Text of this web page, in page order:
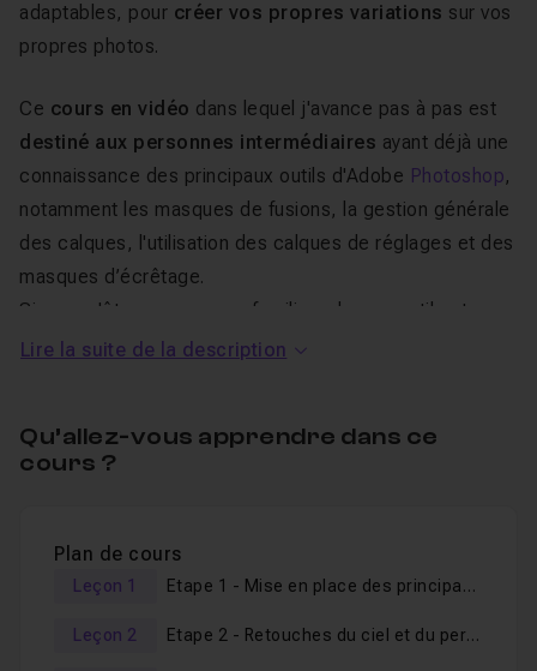
adaptables, pour créer vos propres variations sur vos
propres photos.
Ce cours en vidéo dans lequel j'avance pas à pas est
destiné aux personnes intermédiaires ayant déjà une
connaissance des principaux outils d'Adobe Photoshop,
notamment les masques de fusions, la gestion générale
des calques, l'utilisation des calques de réglages et des
masques d’écrêtage.
Si vous n'êtes pas encore familiers de ces outils et que
ce type de composition vous intéresse, alors je vous
lequel je détaille plus précisément les outils employés
afin de vous constituer des bases solides pour les
Vous pourrez, si nécessaire, utiliser l'espace d' entraide
votre disposition si nécessaire. Parce que j'avance en
Lire la suite de la description
Qu’allez-vous apprendre dans ce
cours ?
Plan de cours
Leçon 1 Etape 1 - Mise en place des principaux éléments
Leçon 2 Etape 2 - Retouches du ciel et du personnage